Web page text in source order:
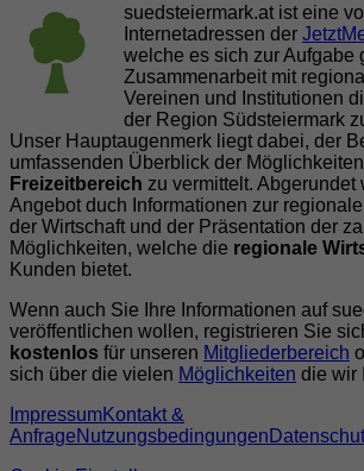
suedsteiermark.at ist eine
Internetadressen der
welche es sich zur Aufgabe
Zusammenarbeit mit
Vereinen und Institutionen
der Region Südsteiermark
Unser Hauptaugenmerk liegt dabei, der
umfassenden Überblick der
Freizeitbereich zu vermittelt. Abgerundet
Angebot duch Informationen zur
der Wirtschaft und der Präsentation der
Möglichkeiten, welche die regionale
Kunden bietet.
Wenn auch Sie Ihre Informationen auf
veröffentlichen wollen, registrieren Sie
kostenlos für unseren Mitgliederbereich
sich über die vielen Möglichkeiten die wir
ImpressumKontakt &
AnfrageNutzungsbedingungen